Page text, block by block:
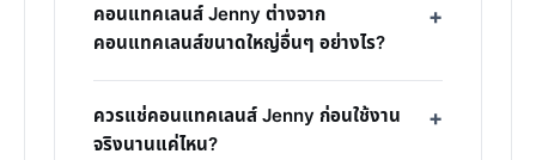
คอนแทคเลนส์ Jenny ต่างจาก
คอนแทคเลนส์ขนาดใหญ่อื่นๆ อย่างไร?
ควรแช่คอนแทคเลนส์ Jenny ก่อนใช้งาน
จริงนานแค่ไหน?